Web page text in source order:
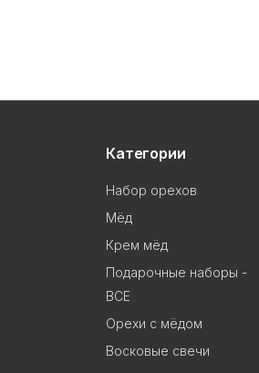
Категории
Набор орехов
Мёд
Крем мёд
Подарочные наборы -
ВСЕ
Орехи с мёдом
Восковые свечи